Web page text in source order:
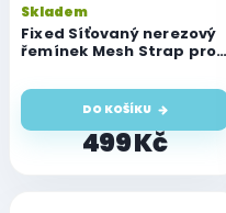
Fixed Síťovaný nerezový
řemínek Mesh Strap pro
42/44/45/46/49mm,
zlatý
Skladem
499 Kč
DO KOŠÍKU